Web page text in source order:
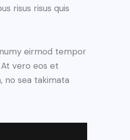
risus risus quis
eirmod tempor
vero eos et
no sea takimata